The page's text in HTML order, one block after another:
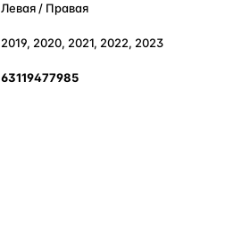
Левая / Правая
2019, 2020, 2021, 2022, 2023
63119477985